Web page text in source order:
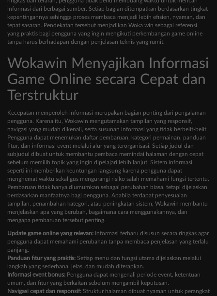
informasi dari berbagai sumber. Setiap bagian ditempatkan berdasarkan tingkat
kepentingannya sehingga proses membaca menjadi lebih efisien, nyaman, dan
tepat sasaran. Pendekatan tersebut menjadikan Woka win sebagai referensi
yang praktis bagi pengguna yang ingin mengikuti perkembangan game online
tanpa harus berhadapan dengan penjelasan teknis yang rumit.
Wokawin Menyajikan Informasi
Game Online secara Cepat dan
Terstruktur
Kecepatan memperoleh informasi merupakan bagian penting dari pengalaman
pengguna. Karena itu, Wokawin mengutamakan tampilan yang responsif,
navigasi yang mudah dikenali, serta susunan informasi yang tidak berbelit-belit.
Pengguna dapat menemukan daftar pembaruan, kategori permainan, panduan
fitur, dan informasi event melalui alur yang terorganisasi. Setiap judul dan
subjudul dibuat untuk membantu pembaca memindai halaman dengan cepat
sebelum memilih topik yang ingin dipelajari lebih lanjut. Sistem informasi
seperti ini memberikan keuntungan langsung karena pengguna dapat
menghemat waktu sekaligus mengurangi risiko salah memahami fungsi tertentu.
Pembaruan tidak hanya diumumkan sebagai perubahan biasa, tetapi dijelaskan
berdasarkan manfaatnya bagi pengguna. Apabila terdapat penyesuaian
tampilan, penambahan kategori, atau peningkatan sistem, Wokawin membantu
menjelaskan apa yang berubah, bagaimana cara menggunakannya, dan
mengapa pembaruan tersebut penting.
Update game online yang relevan: Informasi terbaru disusun secara ringkas agar
pengguna dapat memahami perubahan tanpa membaca penjelasan yang terlalu
panjang.
Panduan fitur yang praktis: Setiap menu dan fungsi utama dijelaskan melalui
langkah yang sederhana, jelas, dan mudah diterapkan.
Informasi event bonus: Pengguna dapat mengenali periode event, ketentuan
umum, dan fitur yang berkaitan sebelum mengambil keputusan.
Navigasi cepat dan responsif: Struktur halaman dibuat nyaman untuk perangkat